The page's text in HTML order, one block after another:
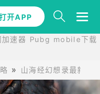
开APP
速器 Pubg mobile下载
山海经幻想录最新正
开APP